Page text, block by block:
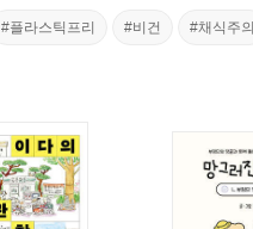
#플라스틱프리 #비건 #채식주의